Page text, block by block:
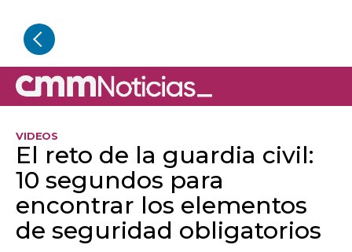
VIDEOS
El reto de la guardia civil:
10 segundos para
encontrar los elementos
de seguridad obligatorios
Algo salió mal.
An error occurred, please try again later.